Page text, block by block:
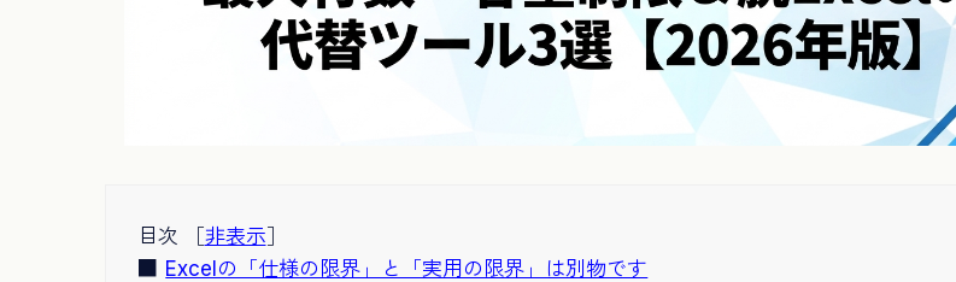
目次 ［非表示］
Excelの「仕様の限界」と「実用の限界」は別物です